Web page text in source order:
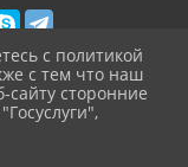
с политикой
с тем что наш
сайту сторонние